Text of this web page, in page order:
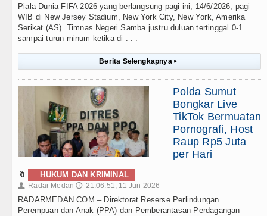
Piala Dunia FIFA 2026 yang berlangsung pagi ini, 14/6/2026, pagi
WIB di New Jersey Stadium, New York City, New York, Amerika
Serikat (AS). Timnas Negeri Samba justru duluan tertinggal 0-1
sampai turun minum ketika di . . .
Berita Selengkapnya ▸
Polda Sumut
Bongkar Live
TikTok Bermuatan
Pornografi, Host
Raup Rp5 Juta
per Hari
🔖 HUKUM DAN KRIMINAL
👤 Radar Medan 🕔 21:06:51, 11 Jun 2026
RADARMEDAN.COM – Direktorat Reserse Perlindungan
Perempuan dan Anak (PPA) dan Pemberantasan Perdagangan